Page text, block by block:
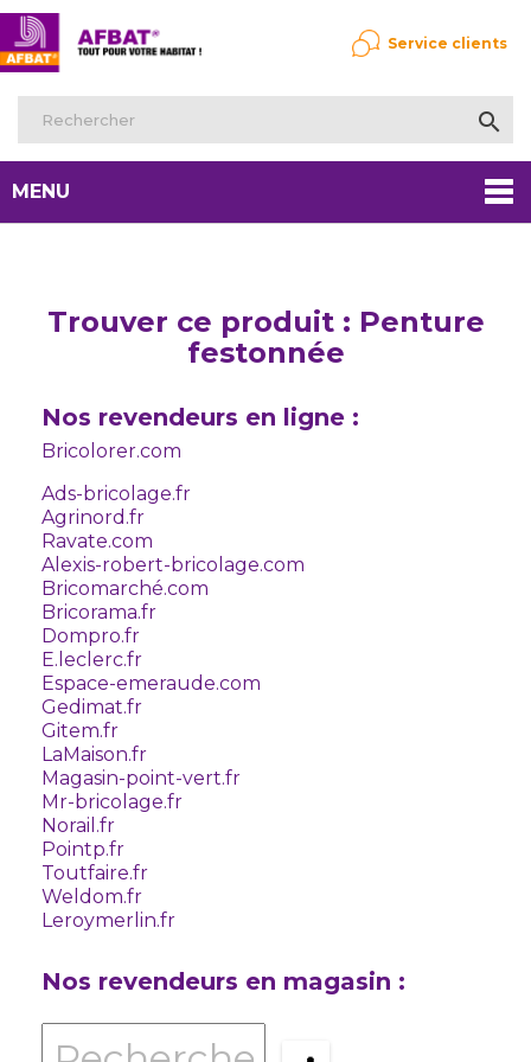

Service clients
MENU
Trouver ce produit : Penture
festonnée
Nos revendeurs en ligne :
Bricolorer.com
Ads-bricolage.fr
Agrinord.fr
Ravate.com
Alexis-robert-bricolage.com
Bricomarché.com
Bricorama.fr
Dompro.fr
E.leclerc.fr
Espace-emeraude.com
Gedimat.fr
Gitem.fr
LaMaison.fr
Magasin-point-vert.fr
Mr-bricolage.fr
Norail.fr
Pointp.fr
Toutfaire.fr
Weldom.fr
Leroymerlin.fr
Nos revendeurs en magasin :